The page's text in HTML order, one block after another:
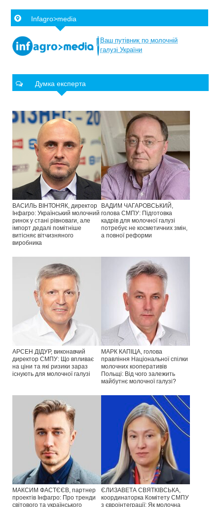
Infagro>media
Ваш путівник по молочній
галузі України
Думка експерта
ВАСИЛЬ ВІНТОНЯК, директор
Інфагро: Український молочний
ринок у стані рівноваги, але
імпорт дедалі помітніше
витісняє вітчизняного
виробника
ВАДИМ ЧАГАРОВСЬКИЙ,
голова СМПУ: Підготовка
кадрів для молочної галузі
потребує не косметичних змін,
а повної реформи
АРСЕН ДІДУР, виконавчий
директор СМПУ: Що впливає
на ціни та які ризики зараз
існують для молочної галузі
МАРК КАПІЦА, голова
правління Національної спілки
молочних кооперативів
Польщі: Від чого залежить
майбутнє молочної галузі?
МАКСИМ ФАСТЄЄВ, партнер
проектів Інфагро: Про тренди
світового та українського
ЄЛИЗАВЕТА СВЯТКІВСЬКА,
координаторка Комітету СМПУ
з євроінтеграції: Як молочна